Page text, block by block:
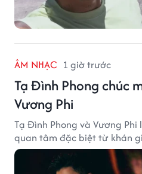
ÂM NHẠC 1 giờ trước
Tạ Đình Phong chúc
Vương Phi
Tạ Đình Phong và Vương
quan tâm đặc biệt từ khán